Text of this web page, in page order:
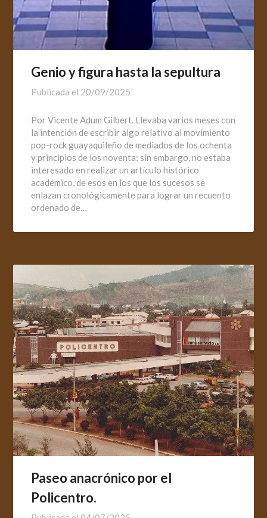
Genio y figura hasta la sepultura
Publicada el 20/09/2025
Por Vicente Adum Gilbert. Llevaba varios meses con
la intención de escribir algo relativo al movimiento
pop-rock guayaquileño de mediados de los ochenta
y principios de los noventa; sin embargo, no estaba
interesado en realizar un artículo histórico
académico, de esos en los que los sucesos se
enlazan cronológicamente para lograr un recuento
ordenado de…
Paseo anacrónico por el
Policentro.